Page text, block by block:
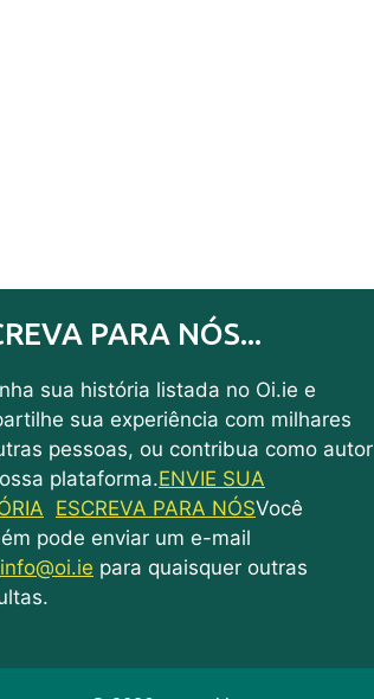
PARA NÓS...
sua história listada no Oi.ie e
sua experiência com milhares
pessoas, ou contribua como autor
plataforma.ENVIE SUA
ESCREVA PARA NÓSVocê
pode enviar um e-mail
info@oi.ie para quaisquer outras